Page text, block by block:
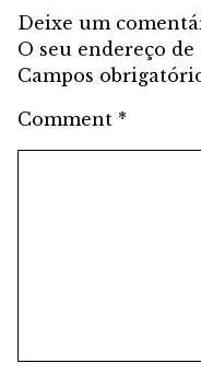
Deixe um
O seu endereço
Campos
Comment *